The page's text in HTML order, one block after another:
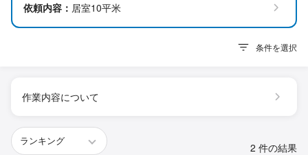
依頼内容： 居室10平米
条件を選択
作業内容について
2 件の結果